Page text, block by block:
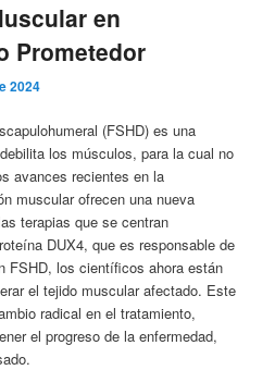
en
Prometedor
2024
(FSHD) es una
los músculos, para la cual no
avances recientes en la
muscular ofrecen una nueva
terapias que se centran
DUX4, que es responsable de
FSHD, los científicos ahora están
el tejido muscular afectado. Este
radical en el tratamiento,
el progreso de la enfermedad,